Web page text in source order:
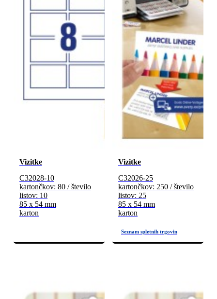
Vizitke
C32028-10
kartončkov: 80 / število
listov: 10
85 x 54 mm
karton
Vizitke
C32026-25
kartončkov: 250 / število
listov: 25
85 x 54 mm
karton